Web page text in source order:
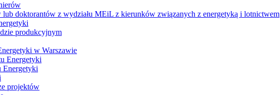
lub doktorantów z wydziału MEiL z kierunków związanych z energetyką i lotnictwem
produkcyjnym
w Warszawie
Energetyki
Energetyki
projektów